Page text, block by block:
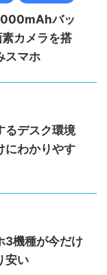
バッ
カメラを搭
スマホ
るデスク環境
にわかりやす
機種が今だけ
安い